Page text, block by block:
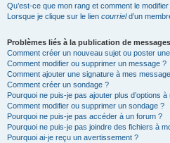
Qu’est-ce que mon rang et comment le modifier
Lorsque je clique sur le lien courrield’un
Problèmes liés à la publication de messages
Comment créer un nouveau sujet ou poster
Comment modifier ou supprimer un message ?
Comment ajouter une signature à mes
Comment créer un sondage ?
Pourquoi ne puis-je pas ajouter plus d’options
Comment modifier ou supprimer un sondage ?
Pourquoi ne puis-je pas accéder à un forum ?
Pourquoi ne puis-je pas joindre des fichiers à
Pourquoi ai-je reçu un avertissement ?